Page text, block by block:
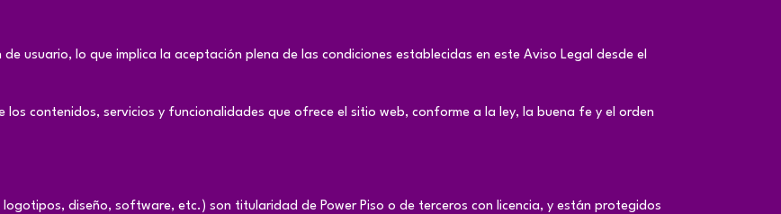
usuario, lo que implica la aceptación plena de las condiciones establecidas en este Aviso Legal desde el
los contenidos, servicios y funcionalidades que ofrece el sitio web, conforme a la ley, la buena fe y el orden
diseño, software, etc.) son titularidad de Power Piso o de terceros con licencia, y están protegidos